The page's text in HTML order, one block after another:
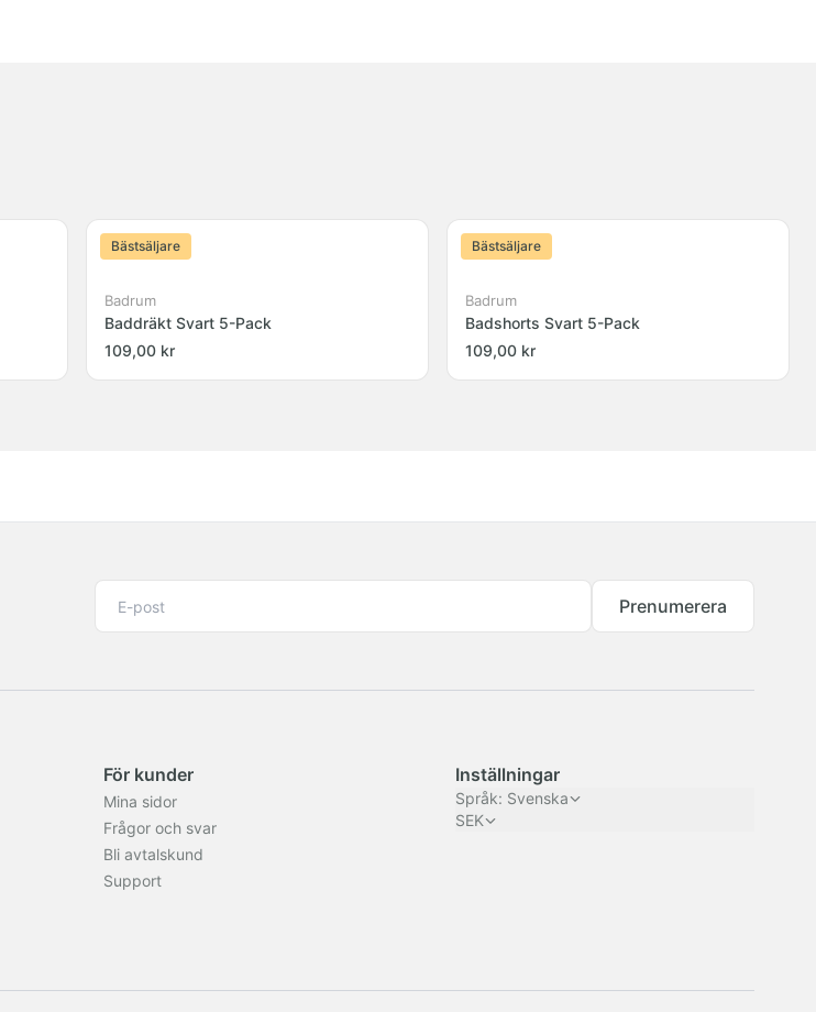
Bästsäljare
Badrum
Baddräkt Svart 5-Pack
109,00 kr
Bästsäljare
Badrum
Badshorts Svart 5-Pack
109,00 kr
Prenumerera
För kunder
Mina sidor
Frågor och svar
Bli avtalskund
Support
Inställningar
Språk: Svenska
SEK